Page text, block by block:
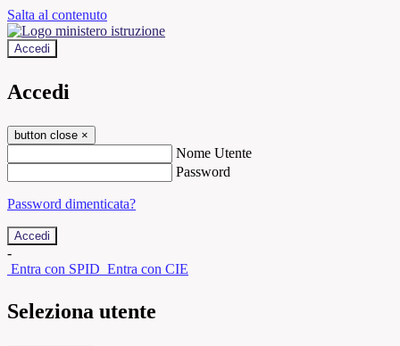
Salta al contenuto
Accedi
Accedi
button close ×
Nome Utente
Password
Password dimenticata?
-
Entra con SPID Entra con CIE
Seleziona utente